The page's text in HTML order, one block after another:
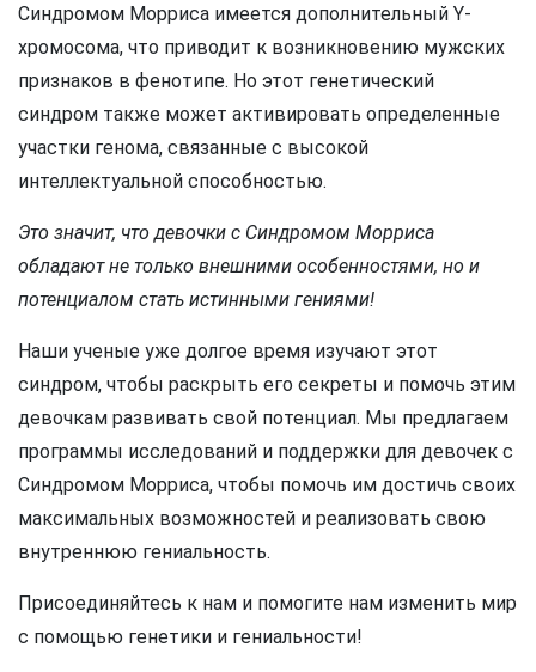
Синдромом Морриса имеется дополнительный Y-
хромосома, что приводит к возникновению мужских
признаков в фенотипе. Но этот генетический
синдром также может активировать определенные
участки генома, связанные с высокой
интеллектуальной способностью.
Это значит, что девочки с Синдромом Морриса
обладают не только внешними особенностями, но и
потенциалом стать истинными гениями!
Наши ученые уже долгое время изучают этот
синдром, чтобы раскрыть его секреты и помочь этим
девочкам развивать свой потенциал. Мы предлагаем
программы исследований и поддержки для девочек с
Синдромом Морриса, чтобы помочь им достичь своих
максимальных возможностей и реализовать свою
внутреннюю гениальность.
Присоединяйтесь к нам и помогите нам изменить мир
с помощью генетики и гениальности!